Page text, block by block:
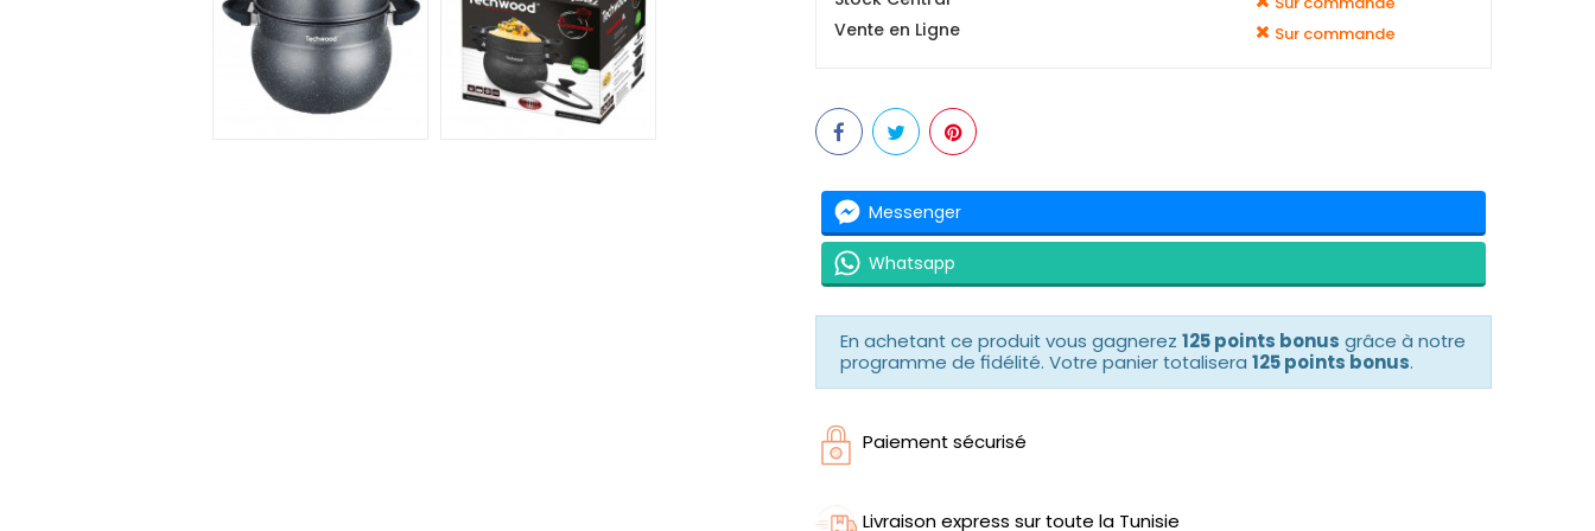
Vente en Ligne Sur commande
Messenger
Whatsapp
En achetant ce produit vous gagnerez 125 points bonus grâce à notre
programme de fidélité. Votre panier totalisera 125 points bonus.
Paiement sécurisé
Livraison express sur toute la Tunisie